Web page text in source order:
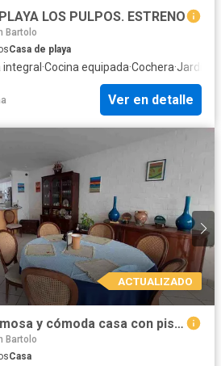
LOS PULPOS. ESTRENO
Bartolo
Casa de playa
integral ·Cocina equipada·Cochera·Jardín
Ver en detalle
ACTUALIZADO
Por viaje vendo hermosa y cómoda casa con piscina y vista al mar en Punta Negra
Bartolo
Casa